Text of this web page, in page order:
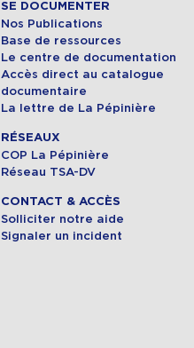
SE DOCUMENTER
Nos Publications
Base de ressources
Le centre de documentation
Accès direct au catalogue
documentaire
La lettre de La Pépinière
RÉSEAUX
COP La Pépinière
Réseau TSA-DV
CONTACT & ACCÈS
Solliciter notre aide
Signaler un incident